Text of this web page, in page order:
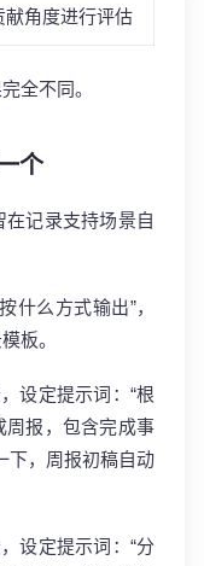
角度进行评估
全不同。
个
记录支持场景自
什么方式输出”，
板。
设定提示词：“根
周报，包含完成事
下，周报初稿自动
设定提示词：“分